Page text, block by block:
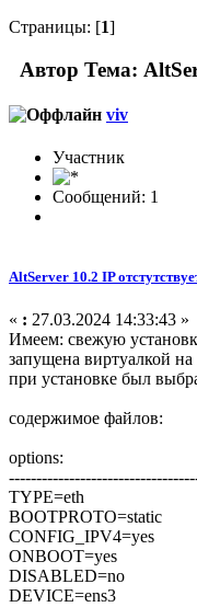
Страницы: [1]
Автор Тема:
viv
Участник
Сообщений: 1
AltServer 10.2 IP
« : 27.03.2024 14:33:43 »
Имеем: свежую
запущена виртуалкой
при установке был
содержимое файлов:
options:
TYPE=eth
BOOTPROTO=static
CONFIG_IPV4=yes
ONBOOT=yes
DISABLED=no
DEVICE=ens3